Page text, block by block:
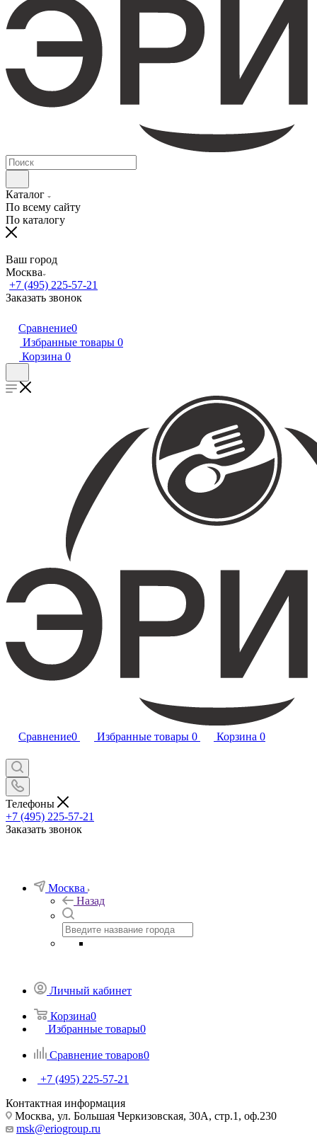
Каталог
По всему сайту
По каталогу
Ваш город
Москва
+7 (495) 225-57-21
Заказать звонок
Сравнение0
Избранные товары 0
Корзина 0
Сравнение0 Избранные товары 0 Корзина 0
Телефоны
+7 (495) 225-57-21
Заказать звонок
Москва
Назад
Личный кабинет
Корзина0
Избранные товары0
Сравнение товаров0
+7 (495) 225-57-21
Контактная информация
Москва, ул. Большая Черкизовская, 30А, стр.1, оф.230
msk@eriogroup.ru